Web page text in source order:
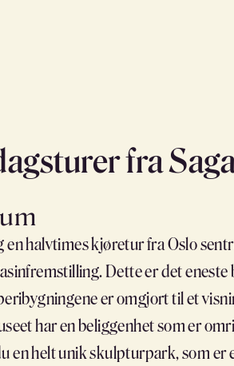
fra
en halvtimes kjøretur fra Oslo
Dette er det
er omgjort til et
har en beliggenhet som er
en helt unik skulpturpark, som er